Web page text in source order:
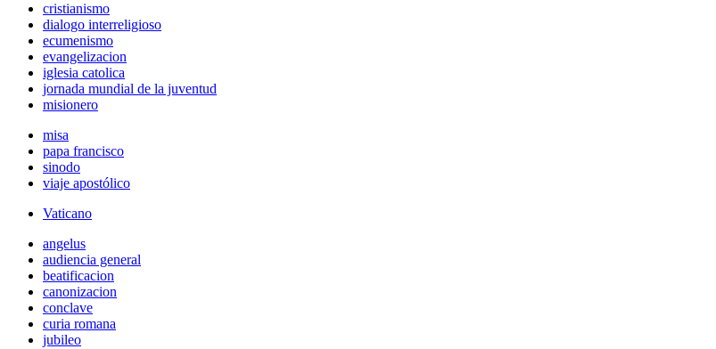
cristianismo
dialogo interreligioso
ecumenismo
evangelizacion
iglesia catolica
jornada mundial de la juventud
misionero
misa
papa francisco
sinodo
viaje apostólico
Vaticano
angelus
audiencia general
beatificacion
canonizacion
conclave
curia romana
jubileo